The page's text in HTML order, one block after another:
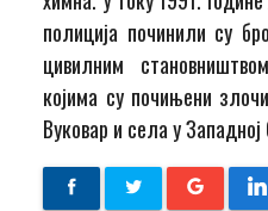
полиција починили су
цивилним
којима су почињени
Вуковар и села у Западној